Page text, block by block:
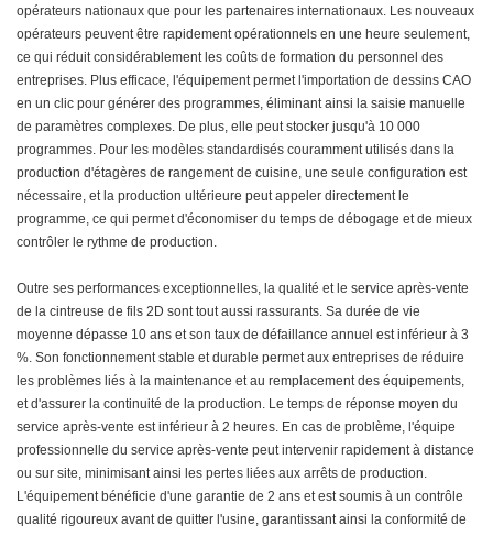
opérateurs nationaux que pour les partenaires internationaux. Les nouveaux
opérateurs peuvent être rapidement opérationnels en une heure seulement,
ce qui réduit considérablement les coûts de formation du personnel des
entreprises. Plus efficace, l'équipement permet l'importation de dessins CAO
en un clic pour générer des programmes, éliminant ainsi la saisie manuelle
de paramètres complexes. De plus, elle peut stocker jusqu'à 10 000
programmes. Pour les modèles standardisés couramment utilisés dans la
production d'étagères de rangement de cuisine, une seule configuration est
nécessaire, et la production ultérieure peut appeler directement le
programme, ce qui permet d'économiser du temps de débogage et de mieux
contrôler le rythme de production.
Outre ses performances exceptionnelles, la qualité et le service après-vente
de la cintreuse de fils 2D sont tout aussi rassurants. Sa durée de vie
moyenne dépasse 10 ans et son taux de défaillance annuel est inférieur à 3
%. Son fonctionnement stable et durable permet aux entreprises de réduire
les problèmes liés à la maintenance et au remplacement des équipements,
et d'assurer la continuité de la production. Le temps de réponse moyen du
service après-vente est inférieur à 2 heures. En cas de problème, l'équipe
professionnelle du service après-vente peut intervenir rapidement à distance
ou sur site, minimisant ainsi les pertes liées aux arrêts de production.
L'équipement bénéficie d'une garantie de 2 ans et est soumis à un contrôle
qualité rigoureux avant de quitter l'usine, garantissant ainsi la conformité de